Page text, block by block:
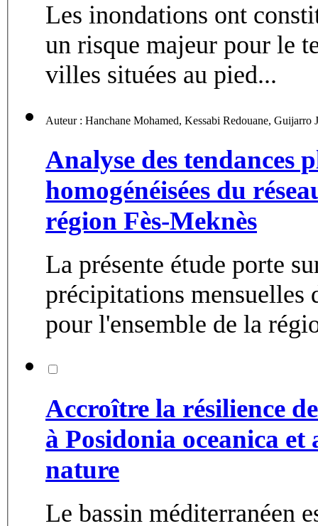
Les inondations ont
un risque majeur pour le
villes situées au pied...
Analyse des tendances
homogénéisées du
région Fès-Meknès
La présente étude porte
précipitations mensuelles
pour l'ensemble de la
Accroître la résilience
à Posidonia oceanica
nature
Le bassin méditerranéen